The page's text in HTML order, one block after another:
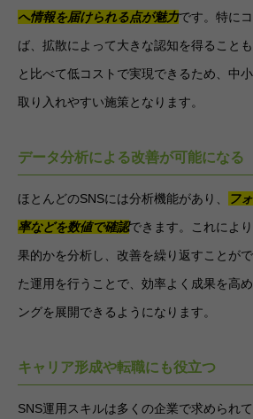
へ情報を届けられる点が魅力です。特に
ば、拡散によって大きな認知を得ること
と比べて低コストで実現できるため、中
取り入れやすい施策となります。
データ分析による改善が可能になる
ほとんどのSNSには分析機能があり、
フ
率などを数値で確認できます。これによ
果的かを分析し、改善を繰り返すことが
た運用を行うことで、効率よく成果を高
ングを展開できるようになります。
キャリア形成や転職にも役立つ
SNS運用スキルは多くの企業で求められて